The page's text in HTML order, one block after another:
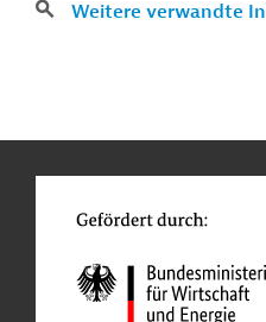
Weitere verwandte